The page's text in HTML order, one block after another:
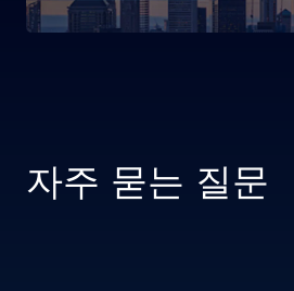
자주 묻는 질문